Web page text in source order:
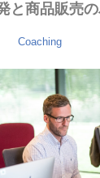
と商品販売
Coaching